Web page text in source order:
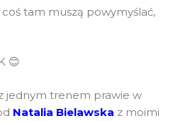
coś tam muszą powymyślać,
😊
jednym trenem prawie w
Natalia Bielawska z moimi